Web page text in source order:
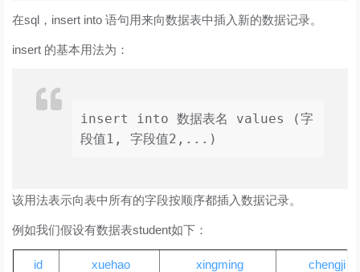
在sql，insert into 语句用来向数据表中插入新的数据记录。
insert 的基本用法为：
insert into 数据表名 values (字
段值1, 字段值2,...)
该用法表示向表中所有的字段按顺序都插入数据记录。
例如我们假设有数据表student如下：
id xuehao xingming chengji